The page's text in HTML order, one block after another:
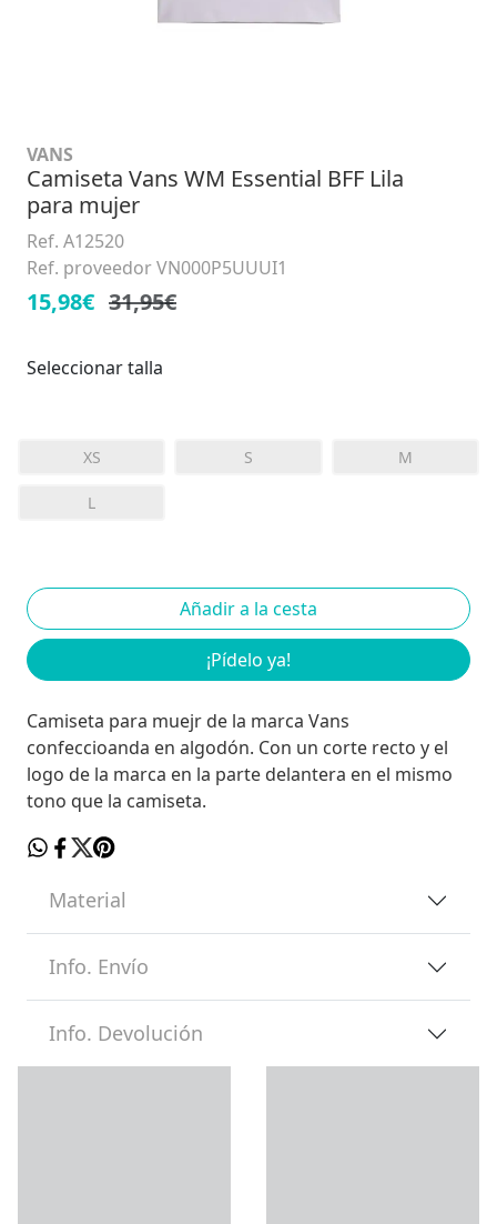
VANS
Camiseta Vans WM Essential BFF Lila
para mujer
Ref. A12520
Ref. proveedor VN000P5UUUI1
15,98€ 31,95€
Seleccionar talla
XS S M
L
¡Pídelo ya!
Camiseta para muejr de la marca Vans
confeccioanda en algodón. Con un corte recto y el
logo de la marca en la parte delantera en el mismo
tono que la camiseta.
Material
Info. Envío
Info. Devolución